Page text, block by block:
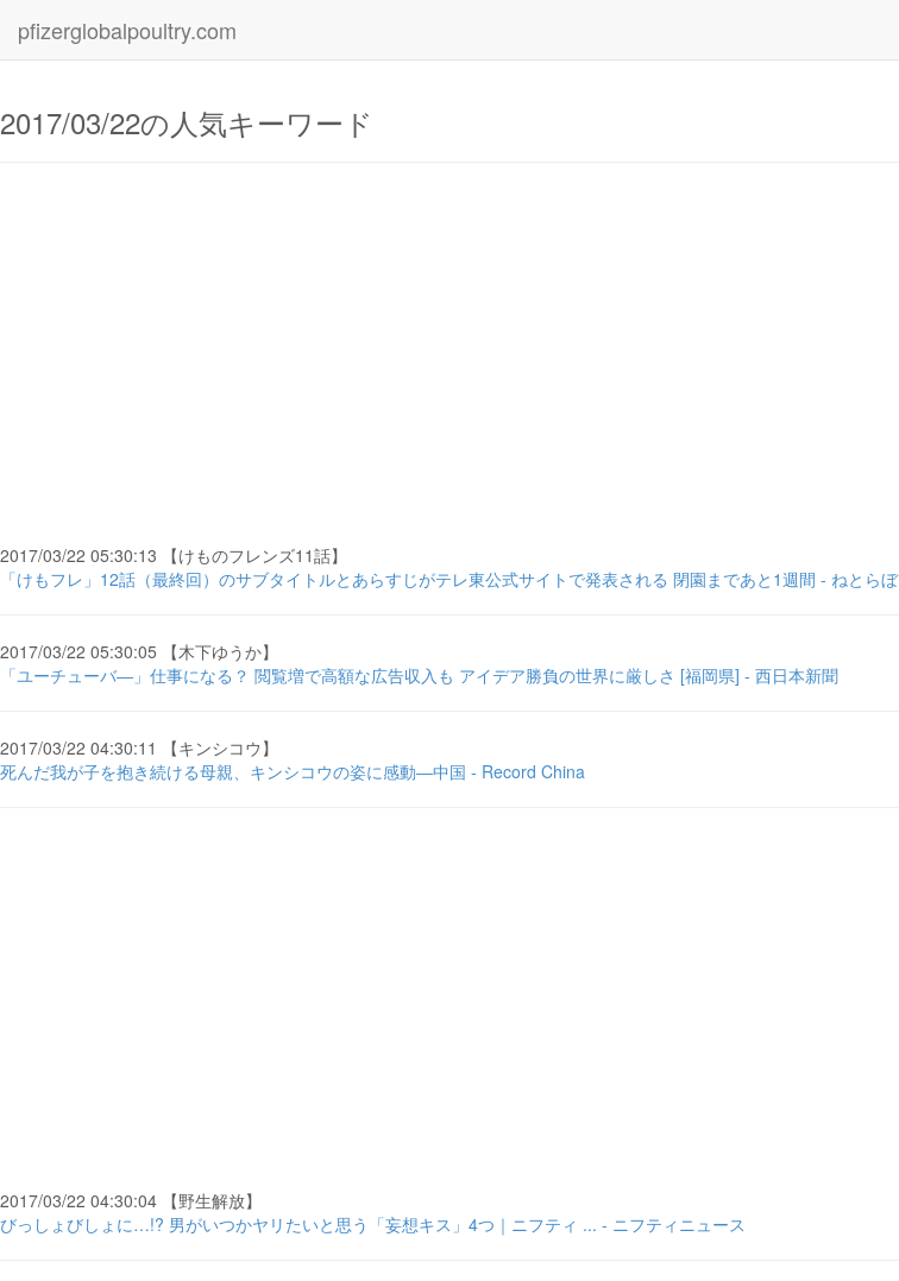
pfizerglobalpoultry.com
2017/03/22の人気キーワード
2017/03/22 05:30:13 【けものフレンズ11話】
「けもフレ」12話（最終回）のサブタイトルとあらすじがテレ東公式サイトで発表される 閉園まであと1週間 - ねとらぼ
2017/03/22 05:30:05 【木下ゆうか】
「ユーチューバ―」仕事になる？ 閲覧増で高額な広告収入も アイデア勝負の世界に厳しさ [福岡県] - 西日本新聞
2017/03/22 04:30:11 【キンシコウ】
死んだ我が子を抱き続ける母親、キンシコウの姿に感動―中国 - Record China
2017/03/22 04:30:04 【野生解放】
びっしょびしょに…!? 男がいつかヤリたいと思う「妄想キス」4つ｜ニフティ ... - ニフティニュース